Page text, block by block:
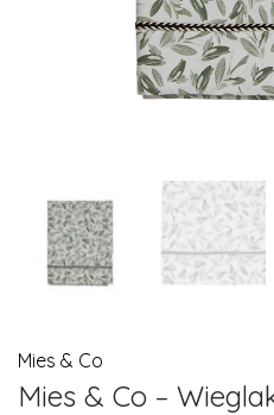
Mies & Co
Mies & Co –